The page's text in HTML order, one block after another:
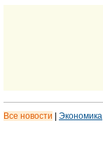
Все новости Экономика